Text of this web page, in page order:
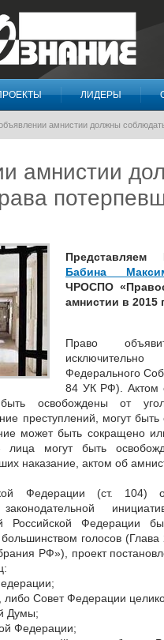
ЛИДЕРЫ
амнистии должны
амнистии
Бабина
ЧРОСПО
амнистии в 2015
Право
Федерального
84 УК РФ). Актом
освобождены от
преступлений, могут
может быть сокращено
лица могут быть
наказание, актом об
Федерации (ст. 104)
Российской Федерации
голосов (Глава
РФ»), проект
Совет Федерации
Думы;
Федерации;